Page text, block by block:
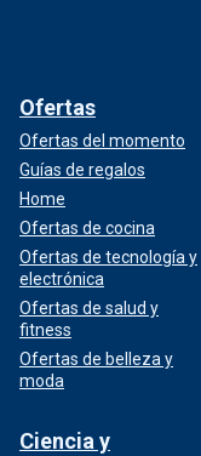
Ofertas
Ofertas del momento
Guías de regalos
Home
Ofertas de cocina
Ofertas de tecnología y
electrónica
Ofertas de salud y
fitness
Ofertas de belleza y
moda
Ciencia y